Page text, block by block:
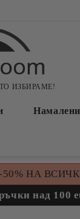
ИЗБИРАМЕ!
НА
над 100